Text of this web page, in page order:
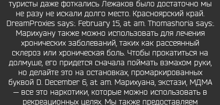
туристы даже фоткались Лежаков было достаточно мы
не разу не искали долго место. Красноярский край.
DreamProxies says:. February 15, at am. Thomashoria says:.
Марихуану также можно использовать для лечения
хронических заболеваний, таких как рассеянный
склероз или хроническая боль. Чтобы прокатиться на
долмуше, его придется сначала поймать взмахом руки,
но делайте это на остановках, промаркированных
буквой D. December 6, at am. Марихуана, экстази, МДМА
— все это наркотики, которые можно использовать в
рекреационных целях. Мы также предоставляем